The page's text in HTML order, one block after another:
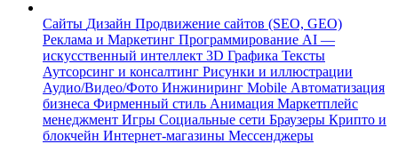
Сайты Дизайн Продвижение сайтов (SEO, GEO)
Реклама и Маркетинг Программирование AI —
искусственный интеллект 3D Графика Тексты
Аутсорсинг и консалтинг Рисунки и иллюстрации
Аудио/Видео/Фото Инжиниринг Mobile Автоматизация
бизнеса Фирменный стиль Анимация Маркетплейс
менеджмент Игры Социальные сети Браузеры Крипто и
блокчейн Интернет-магазины Мессенджеры